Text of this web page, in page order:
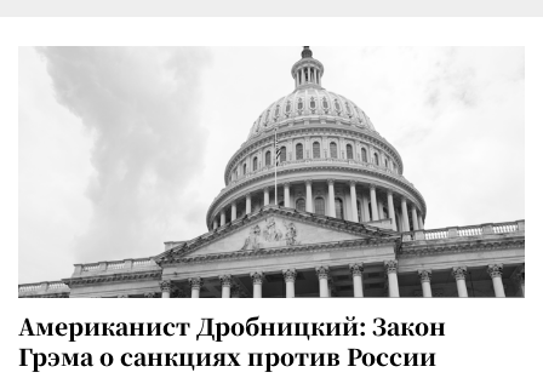
Американист Дробницкий: Закон
Грэма о санкциях против России